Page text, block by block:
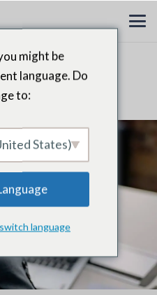
Ejecutivos
might be
language. Do
to:
States)
language